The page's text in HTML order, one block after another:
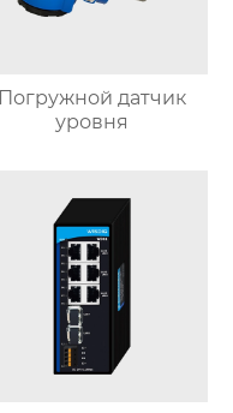
Погружной датчик
уровня